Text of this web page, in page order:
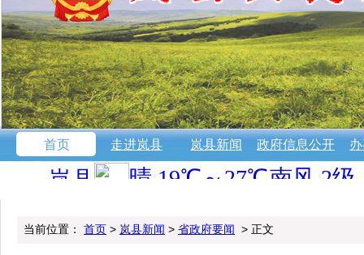
首页 走进岚县 岚县新闻 政府信息公开
当前位置： 首页 > 岚县新闻 > 省政府要闻 > 正文